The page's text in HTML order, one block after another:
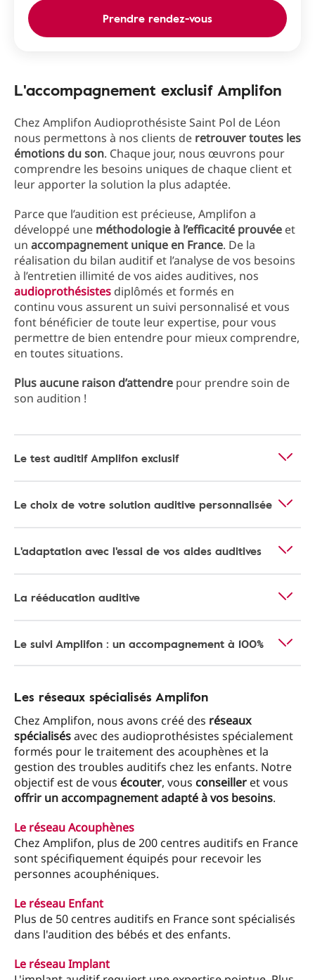
Prendre rendez-vous
L'accompagnement exclusif Amplifon
Chez Amplifon Audioprothésiste Saint Pol de Léon
nous permettons à nos clients de retrouver toutes les
émotions du son. Chaque jour, nous œuvrons pour
comprendre les besoins uniques de chaque client et
leur apporter la solution la plus adaptée.
Parce que l’audition est précieuse, Amplifon a
développé une méthodologie à l’efficacité prouvée et
un accompagnement unique en France. De la
réalisation du bilan auditif et l’analyse de vos besoins
à l’entretien illimité de vos aides auditives, nos
audioprothésistes diplômés et formés en
continu vous assurent un suivi personnalisé et vous
font bénéficier de toute leur expertise, pour vous
permettre de bien entendre pour mieux comprendre,
en toutes situations.
Plus aucune raison d’attendre pour prendre soin de
son audition !
Le test auditif Amplifon exclusif
Le choix de votre solution auditive personnalisée
L'adaptation avec l'essai de vos aides auditives
La rééducation auditive
Le suivi Amplifon : un accompagnement à 100%
Les réseaux spécialisés Amplifon
Chez Amplifon, nous avons créé des réseaux
spécialisésavec des audioprothésistes spécialement
formés pour le traitement des acouphènes et la
gestion des troubles auditifs chez les enfants. Notre
objectif est de vous écouter, vous conseiller et vous
offrir un accompagnement adapté à vos besoins.
Le réseau Acouphènes
Chez Amplifon, plus de 200 centres auditifs en France
sont spécifiquement équipés pour recevoir les
personnes acouphéniques.
Le réseau Enfant
Plus de 50 centres auditifs en France sont spécialisés
dans l'audition des bébés et des enfants.
Le réseau Implant